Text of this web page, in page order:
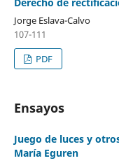
Jorge Eslava-Calvo
107-111
PDF
Ensayos
Juego de luces y
María Eguren